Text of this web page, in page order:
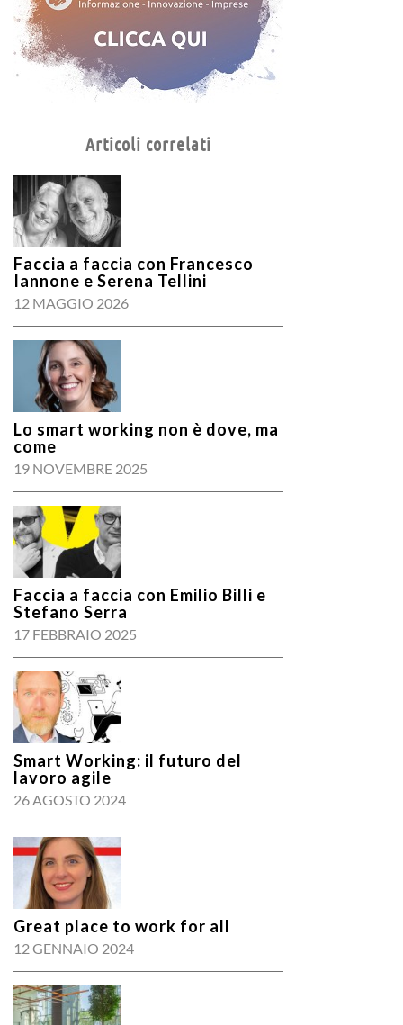
Articoli correlati
Faccia a faccia con Francesco
Iannone e Serena Tellini
12 MAGGIO 2026
Lo smart working non è dove, ma
come
19 NOVEMBRE 2025
Faccia a faccia con Emilio Billi e
Stefano Serra
17 FEBBRAIO 2025
Smart Working: il futuro del
lavoro agile
26 AGOSTO 2024
Great place to work for all
12 GENNAIO 2024